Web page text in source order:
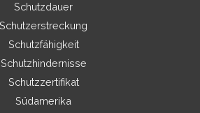
Schutzdauer
Schutzerstreckung
Schutzfähigkeit
Schutzhindernisse
Schutzzertifikat
Südamerika